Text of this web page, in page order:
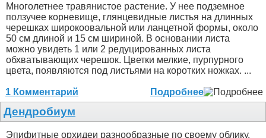
Многолетнее травянистое растение. У нее подземное
ползучее корневище, глянцевидные листья на длинных
черешках широкоовальной или ланцетной формы, около
50 см длиной и 15 см шириной. В основании листа
можно увидеть 1 или 2 редуцированных листа
обхватывающих черешок. Цветки мелкие, пурпурного
цвета, появляются под листьями на коротких ножках. ...
1 Комментарий Подробнее
Дендробиум
Эпифитные орхидеи разнообразные по своему облику.